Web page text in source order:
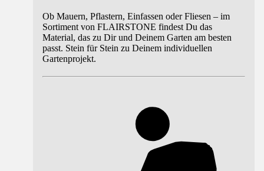
Ob Mauern, Pflastern, Einfassen oder Fliesen – im
Sortiment von FLAIRSTONE findest Du das
Material, das zu Dir und Deinem Garten am besten
passt. Stein für Stein zu Deinem individuellen
Gartenprojekt.